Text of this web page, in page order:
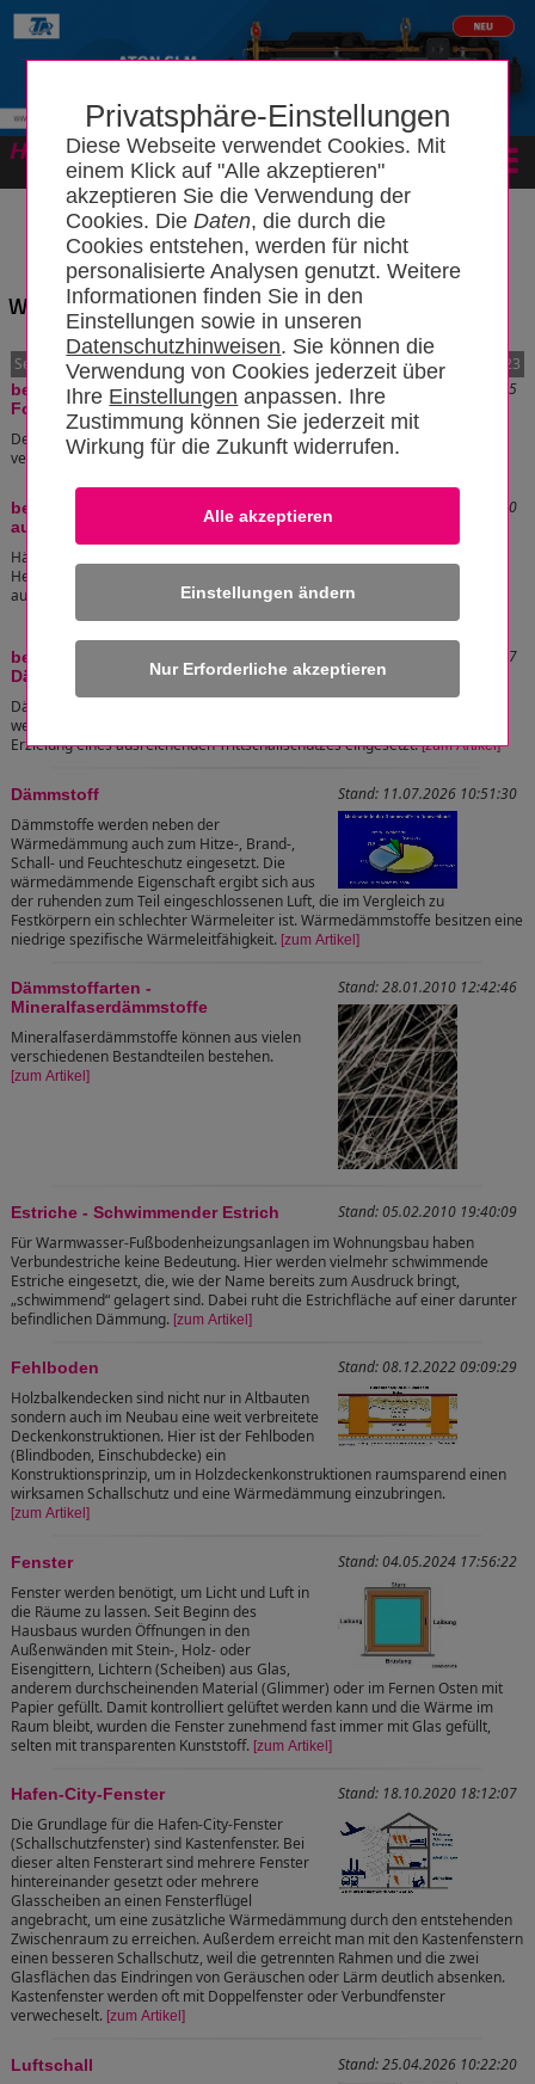
Privatsphäre-Einstellungen
Diese Webseite verwendet Cookies. Mit
einem Klick auf "Alle akzeptieren"
akzeptieren Sie die Verwendung der
Cookies. DieDaten, die durch die
Cookies entstehen, werden für nicht
personalisierte Analysen genutzt. Weitere
Informationen finden Sie in den
Einstellungen sowie in unseren
Datenschutzhinweisen. Sie können die
Verwendung von Cookies jederzeit über
Ihre Einstellungen anpassen. Ihre
Zustimmung können Sie jederzeit mit
Wirkung für die Zukunft widerrufen.
Einstellungen ändern
Wissensbereich: "Schallschutz"
Artikel 1 bis 10 von 23
Seite: 2 3
Stand: 22.01.2010 17:50:25
beheizter Fußboden -
Folienabdeckung
Der schwimmende Estrich wurde ausschließlich zum Zwecke eines
verbesserten Schallschutzes entwickelt (Trittschall).[zum Artikel]
Stand: 22.01.2010 18:07:20
beheizter Fußboden - Rohrleitungen
auf Decken
Häufig findet man Rohrleitungen, Sanitär-,
Heizungs- oder Elektrorohre, die unmittelbar
auf dem Rohbeton verlegt sind[zum Artikel]
Stand: 25.01.2010 09:46:17
beheizter Fußboden - Verlegung von
Dämmschichten
Dämmschichten in Fußbodenheizungsanlagen
werden sowohl zum Schutz gegen Wärmeverlust nach unten als auch zur
Erzielung eines ausreichenden Trittschallschutzes eingesetzt.[zum Artikel]
Stand: 11.07.2026 10:51:30
Dämmstoff
Dämmstoffe werden neben der
Wärmedämmung auch zum Hitze-, Brand-,
Schall- und Feuchteschutz eingesetzt. Die
wärmedämmende Eigenschaft ergibt sich aus
der ruhenden zum Teil eingeschlossenen Luft, die im Vergleich zu
Festkörpern ein schlechter Wärmeleiter ist. Wärmedämmstoffe besitzen eine
niedrige spezifische Wärmeleitfähigkeit. [zum Artikel]
Stand: 28.01.2010 12:42:46
Dämmstoffarten -
Mineralfaserdämmstoffe
Mineralfaserdämmstoffe können aus vielen
verschiedenen Bestandteilen bestehen.
[zum Artikel]
Stand: 05.02.2010 19:40:09
Estriche - Schwimmender Estrich
Für Warmwasser-Fußbodenheizungsanlagen im Wohnungsbau haben
Verbundestriche keine Bedeutung. Hier werden vielmehr schwimmende
Estriche eingesetzt, die, wie der Name bereits zum Ausdruck bringt,
„schwimmend“ gelagert sind. Dabei ruht die Estrichfläche auf einer darunter
befindlichen Dämmung. [zum Artikel]
Stand: 08.12.2022 09:09:29
Fehlboden
Holzbalkendecken sind nicht nur in Altbauten
sondern auch im Neubau eine weit verbreitete
Deckenkonstruktionen. Hier ist der Fehlboden
(Blindboden, Einschubdecke) ein
Konstruktionsprinzip, um in Holzdeckenkonstruktionen raumsparend einen
wirksamen Schallschutz und eine Wärmedämmung einzubringen.
[zum Artikel]
Stand: 04.05.2024 17:56:22
Fenster
Fenster werden benötigt, um Licht und Luft in
die Räume zu lassen. Seit Beginn des
Hausbaus wurden Öffnungen in den
Außenwänden mit Stein-, Holz- oder
Eisengittern, Lichtern (Scheiben) aus Glas,
anderem durchscheinenden Material (Glimmer) oder im Fernen Osten mit
Papier gefüllt. Damit kontrolliert gelüftet werden kann und die Wärme im
Raum bleibt, wurden die Fenster zunehmend fast immer mit Glas gefüllt,
selten mit transparenten Kunststoff. [zum Artikel]
Stand: 18.10.2020 18:12:07
Hafen-City-Fenster
Die Grundlage für die Hafen-City-Fenster
(Schallschutzfenster) sind Kastenfenster. Bei
dieser alten Fensterart sind mehrere Fenster
hintereinander gesetzt oder mehrere
Glasscheiben an einen Fensterflügel
angebracht, um eine zusätzliche Wärmedämmung durch den entstehenden
Zwischenraum zu erreichen. Außerdem erreicht man mit den Kastenfenstern
einen besseren Schallschutz, weil die getrennten Rahmen und die zwei
Glasflächen das Eindringen von Geräuschen oder Lärm deutlich absenken.
Kastenfenster werden oft mit Doppelfenster oder Verbundfenster
verwecheselt. [zum Artikel]
Stand: 25.04.2026 10:22:20
Luftschall